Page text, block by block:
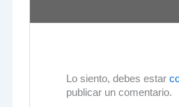
Lo siento, debes estar
publicar un comentario.